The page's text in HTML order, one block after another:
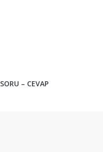
SORU – CEVAP